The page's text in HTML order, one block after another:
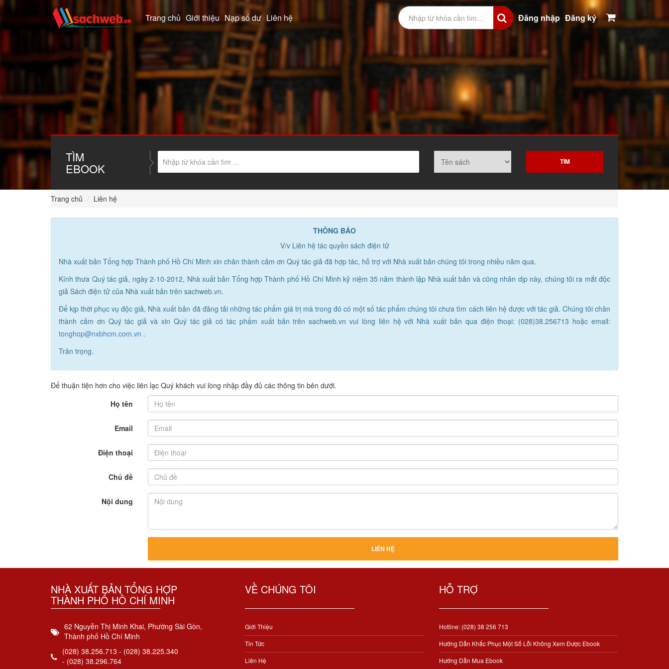
Trang chủ Giới thiệu Nạp số dư Liên hệ Đăng nhập Đăng ký
TÌM
EBOOK
Trang chủ Liên hệ
THÔNG BÁO
V/v Liên hệ tác quyền sách điện tử
Nhà xuất bản Tổng hợp Thành phố Hồ Chí Minh xin chân thành cảm ơn Quý tác giả đã hợp tác, hỗ trợ với Nhà xuất bản chúng tôi trong nhiều năm qua.
Kính thưa Quý tác giả, ngày 2-10-2012, Nhà xuất bản Tổng hợp Thành phố Hồ Chí Minh kỷ niệm 35 năm thành lập Nhà xuất bản và cũng nhân dịp này, chúng tôi ra mắt độc
giả Sách điện tử của Nhà xuất bản trên sachweb.vn.
Để kịp thời phục vụ độc giả, Nhà xuất bản đã đăng tải những tác phẩm giá trị mà trong đó có một số tác phẩm chúng tôi chưa tìm cách liên hệ được với tác giả. Chúng tôi chân
thành cảm ơn Quý tác giả và xin Quý tác giả có tác phẩm xuất bản trên sachweb.vn vui lòng liên hệ với Nhà xuất bản qua điện thoại: (028)38.256713 hoặc email:
tonghop@nxbhcm.com.vn .
Trân trọng.
Để thuận tiện hơn cho việc liên lạc Quý khách vui lòng nhập đầy đủ các thông tin bên dưới.
Họ tên
Email
Điện thoại
Chủ đề
Nội dung
NHÀ XUẤT BẢN TỔNG HỢP
THÀNH PHỐ HỒ CHÍ MINH
62 Nguyễn Thị Minh Khai, Phường Sài Gòn,
Thành phố Hồ Chí Minh
(028) 38.256.713 - (028) 38.225.340
- (028) 38.296.764
VỀ CHÚNG TÔI
Giới Thiệu
Tin Tức
Liên Hệ
HỖ TRỢ
Hotline: (028) 38 256 713
Hướng Dẫn Khắc Phục Một Số Lỗi Không Xem Được Ebook
Hướng Dẫn Mua Ebook